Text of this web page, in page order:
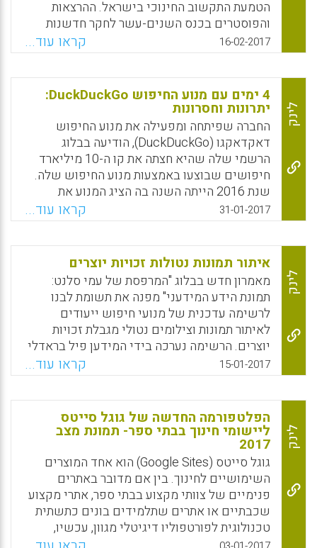
להוסיף רובד פרשני (ביאורים) על טקסט דיגיטלי
(עמי סלנט).
WhatsApp
Facebook
Email
X
הטמעת התקשוב החינוכי בישראל. ההרצאות
והפוסטרים בכנס השנים-עשר לחקר חדשנות
וטכנולוגיות למידה ע"ש צ'ייס שנערך השבוע
בקמפוס האוניברסיטה הפתוחה ברעננה שקפו
נאמנה את העשייה המחקרית המגוונת בתחומי
התקשוב החינוכי בכלל והטמעת התקשוב החינוכי
בבתי הספר בפרט (עמי סלנט).
WhatsApp
Facebook
Email
X
16-02-2017 קראו עוד...
לינק
4 ימים עם מנוע החיפוש DuckDuckGo:
יתרונות וחסרונות
החברה שפיתחה ומפעילה את מנוע החיפוש
דאקדאקגו (DuckDuckGo), הודיעה בבלוג
הרשמי שלה שהיא חצתה את קו ה-10 מיליארד
חיפושים שבוצעו באמצעות מנוע החיפוש שלה.
שנת 2016 הייתה השנה בה הציג המנוע את
הצמיחה הגדולה ביותר שלו כשצבר רק במהלך
השנה הזו כארבעה מיליארד חיפושים, וזאת לאחר
שהושק בשלהי 2010. בעקבות הכתבות,
שהתפרסמו לאחרונה, אודות ההתפתחות
וההתרחבות של מנוע החיפוש דאקדאקגו, החליט
עמי סלנט להיפרד זמנית ממנועי החיפוש גוגל
(Google) ובינג (Bing) בהם הוא משתמש בשילוב
קבוע ולנסות בצורה שיטתית את מנוע החיפוש
דאקדאקגו (עמי סלנט).
WhatsApp
Facebook
Email
X
31-01-2017 קראו עוד...
לינק
איתור תמונות נטולות זכויות יוצרים
מאמרון חדש בבלוג "המרפסת של עמי סלנט:
תמונת הידע המידעני" מפנה את תשומת לבנו
לרשימה עדכנית של מנועי חיפוש ייעודים
לאיתור תמונות וצילומים נטולי מגבלת זכויות
יוצרים. הרשימה נערכה בידי המידען פיל בראדלי
(Phil Bradley) ותהיה לעזר לכותבי בלוגים, מנהלי
תוכן ויצרני תוכן. סלנט מעיד על עצמו כי הוא
משתמש ברב-המנוע Wylio למטרה זו. לשוחרי
הצילום אנו ממליצים לבקר גם בגלריית הצילומים
של "הערים הסמויות מן העין" (עמי סלנט).
WhatsApp
Facebook
Email
X
15-01-2017 קראו עוד...
לינק
הפלטפורמה החדשה של גוגל סייטס
ליישומי חינוך בבתי ספר- תמונת מצב
2017
גוגל סייטס (Google Sites) הוא אחד המוצרים
השימושיים לחינוך. בין אם מדובר באתרים
פנימיים של צוותי מקצוע בבתי ספר, אתרי מקצוע
שכבתיים או אתרים שתלמידים בונים כתשתית
טכנולוגית לפורטפוליו דיגיטלי מגוון, עכשיו,